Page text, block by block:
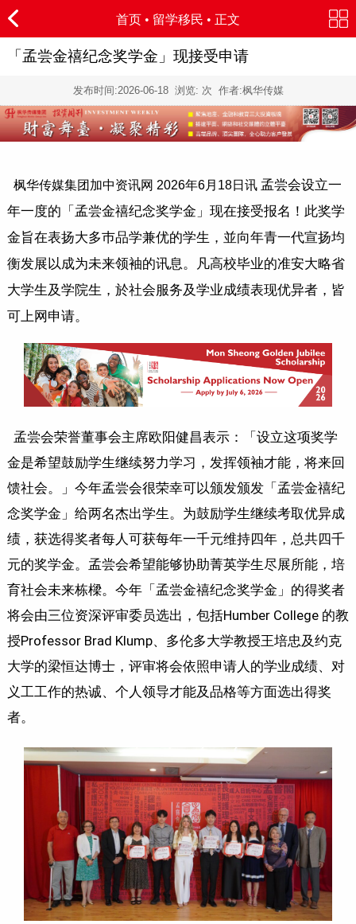
首页 • 留学移民 • 正文
「孟尝金禧纪念奖学金」现接受申请
发布时间:2026-06-18浏览: 次 作者:枫华传媒
枫华传媒集团加中资讯网 2026年6月18日讯 孟尝会设立一
年一度的「孟尝金禧纪念奖学金」现在接受报名！此奖学
金旨在表扬大多巿品学兼优的学生，並向年青一代宣扬均
衡发展以成为未来领袖的讯息。凡高校毕业的准安大略省
大学生及学院生，於社会服务及学业成绩表现优异者，皆
可上网申请。
孟尝会荣誉董事会主席欧阳健昌表示：「设立这项奖学
金是希望鼓励学生继续努力学习，发挥领袖才能，将来回
馈社会。」今年孟尝会很荣幸可以颁发颁发「孟尝金禧纪
念奖学金」给两名杰出学生。为鼓励学生继续考取优异成
绩，获选得奖者每人可获每年一千元维持四年，总共四千
元的奖学金。孟尝会希望能够协助菁英学生尽展所能，培
育社会未来栋樑。今年「孟尝金禧纪念奖学金」的得奖者
将会由三位资深评审委员选出，包括Humber College 的教
授Professor Brad Klump、多伦多大学教授王培忠及约克
大学的梁恒达博士，评审将会依照申请人的学业成绩、对
义工工作的热诚、个人领导才能及品格等方面选出得奖
者。